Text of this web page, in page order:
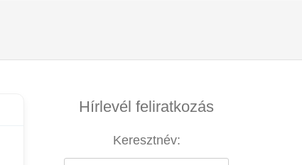
Hírlevél feliratkozás
Keresztnév: